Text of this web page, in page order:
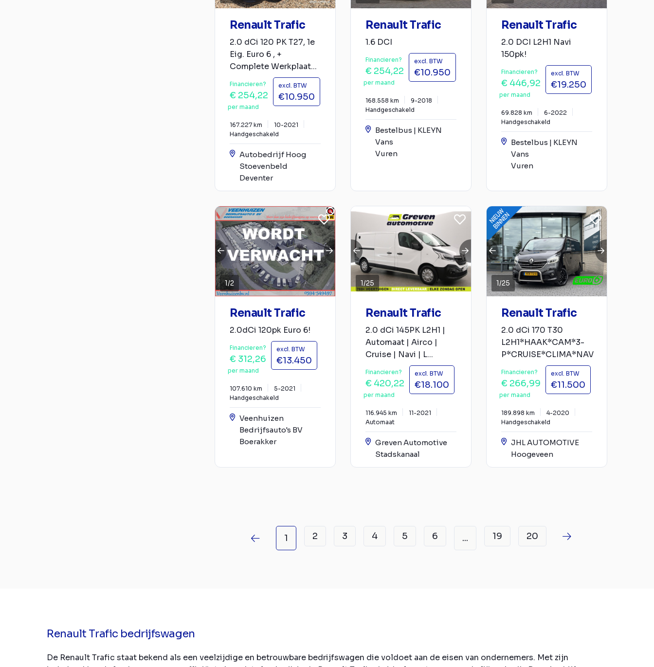
Renault Trafic
2.0 dCi 120 PK T27, 1e
Eig. Euro 6 , +
Complete Werkplaat...
Financieren?
€ 254,22
per maand
excl. BTW
€10.950
167.227 km
10-2021
Handgeschakeld
Autobedrijf Hoog
Stoevenbeld
Deventer
Renault Trafic
1.6 DCI
Financieren?
€ 254,22
per maand
excl. BTW
€10.950
168.558 km
9-2018
Handgeschakeld
Bestelbus | KLEYN
Vans
Vuren
Renault Trafic
2.0 DCI L2H1 Navi
150pk!
Financieren?
€ 446,92
per maand
excl. BTW
€19.250
69.828 km
6-2022
Handgeschakeld
Bestelbus | KLEYN
Vans
Vuren
1/2
Renault Trafic
2.0dCi 120pk Euro 6!
Financieren?
€ 312,26
per maand
excl. BTW
€13.450
107.610 km
5-2021
Handgeschakeld
Veenhuizen
Bedrijfsauto's BV
Boerakker
1/25
Renault Trafic
2.0 dCi 145PK L2H1 |
Automaat | Airco |
Cruise | Navi | L...
Financieren?
€ 420,22
per maand
excl. BTW
€18.100
116.945 km
11-2021
Automaat
Greven Automotive
Stadskanaal
1/25
Renault Trafic
2.0 dCi 170 T30
L2H1*HAAK*CAM*3-
P*CRUISE*CLIMA*NAV
Financieren?
€ 266,99
per maand
excl. BTW
€11.500
189.898 km
4-2020
Handgeschakeld
JHL AUTOMOTIVE
Hoogeveen
1 2 3 4 5 6 ... 19 20
Renault Trafic bedrijfswagen
De Renault Trafic staat bekend als een veelzijdige en betrouwbare bedrijfswagen die voldoet aan de eisen van ondernemers. Met zijn